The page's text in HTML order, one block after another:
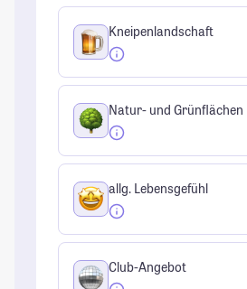
Kneipenlandschaft
Natur- und Grünflächen
allg. Lebensgefühl
Club-Angebot